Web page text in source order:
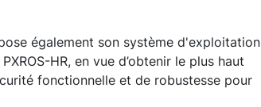
également son système d'exploitation
HR, en vue d’obtenir le plus haut
fonctionnelle et de robustesse pour